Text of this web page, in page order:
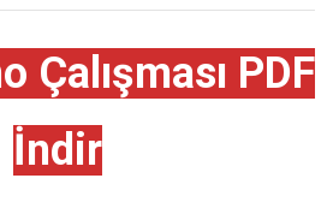
Çalışması PDF
İndir